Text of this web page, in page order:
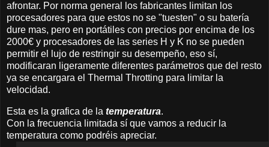
afrontar. Por norma general los fabricantes limitan los
procesadores para que estos no se "tuesten" o su batería
dure mas, pero en portátiles con precios por encima de los
2000€ y procesadores de las series H y K no se pueden
permitir el lujo de restringir su desempeño, eso sí,
modificaran ligeramente diferentes parámetros que del resto
ya se encargara el Thermal Throtting para limitar la
velocidad.
Esta es la grafica de la temperatura.
Con la frecuencia limitada sí que vamos a reducir la
temperatura como podréis apreciar.